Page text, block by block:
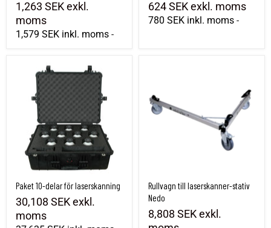
1,263 SEKexkl.
moms
1,579 SEK inkl. moms -
624 SEKexkl. moms
780 SEK inkl. moms -
Paket 10-delar för laserskanning
Paket 10-delar för laserskanning
30,108 SEKexkl.
moms
Rullvagn till laserskanner-stativ
Nedo
8,808 SEKexkl.